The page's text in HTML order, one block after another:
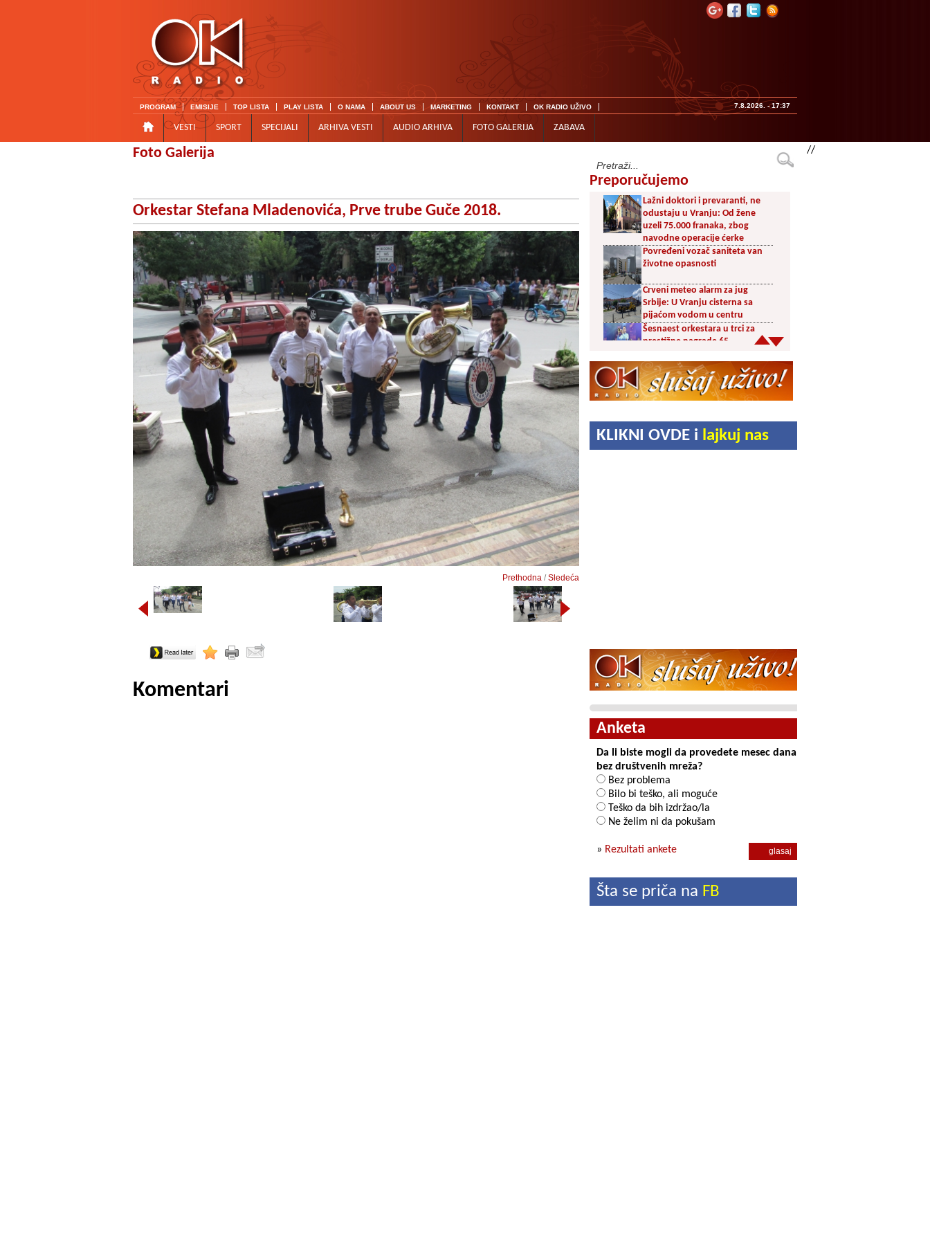
PROGRAM EMISIJE TOP LISTA PLAY LISTA O NAMA ABOUT US MARKETING KONTAKT OK RADIO UŽIVO 7.8.2026. - 17:37
VESTI SPORT SPECIJALI ARHIVA VESTI AUDIO ARHIVA FOTO GALERIJA ZABAVA
Foto Galerija
Orkestar Stefana Mladenovića, Prve trube Guče 2018.
Prethodna /Sledeća
Komentari
Preporučujemo
Lažni doktori i prevaranti, ne
odustaju u Vranju: Od žene
uzeli 75.000 franaka, zbog
navodne operacije ćerke
Povređeni vozač saniteta van
životne opasnosti
Crveni meteo alarm za jug
Srbije: U Vranju cisterna sa
pijaćom vodom u centru
Šesnaest orkestara u trci za
prestižne nagrade 65.
Bez Vranjanaca u
takmičarskom delu
Akcija dobrovoljnog davanja
KUD Vrelac u Vranjskoj Banji
domaćin Međunarodnog
KLIKNI OVDE i lajkuj nas
Anketa
Da li biste mogli da provedete mesec dana
bez društvenih mreža?
Bez problema
Bilo bi teško, ali moguće
Teško da bih izdržao/la
Ne želim ni da pokušam
» Rezultati ankete
Šta se priča na FB
//